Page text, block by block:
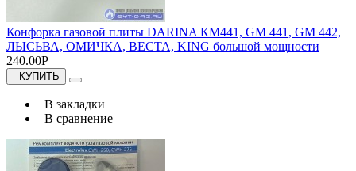
Конфорка газовой плиты DARINA КМ441, GM 441, GM 442,
ЛЫСЬВА, ОМИЧКА, ВЕСТА, KING большой мощности
240.00Р
КУПИТЬ
В закладки
В сравнение